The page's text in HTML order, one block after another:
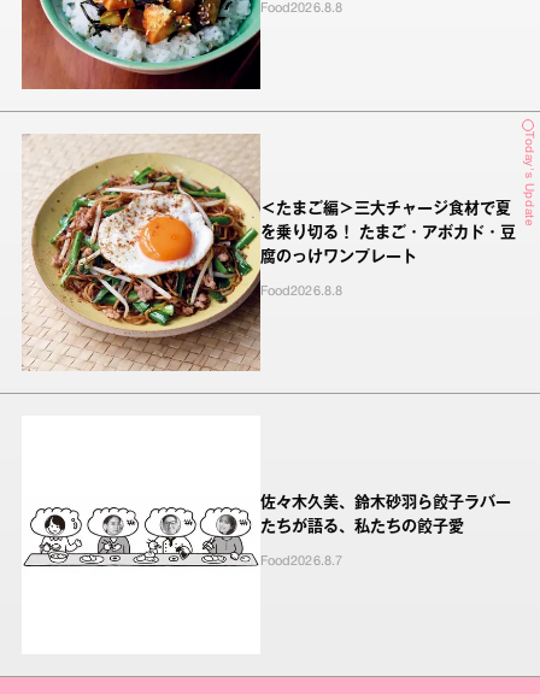
Food2026.8.8
Today's Update
＜たまご編＞三大チャージ食材で夏
を乗り切る！ たまご・アボカド・豆
腐のっけワンプレート
Food2026.8.8
佐々木久美、鈴木砂羽ら餃子ラバー
たちが語る、私たちの餃子愛
Food2026.8.7